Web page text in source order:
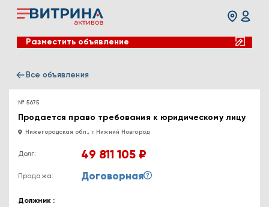
Разместить объявление
Все объявления
№ 5675
Продается право требования к юридическому лицу
Нижегородская обл., г. Нижний Новгород
Долг: 49 811 105 ₽
Продажа: Договорная
Должник